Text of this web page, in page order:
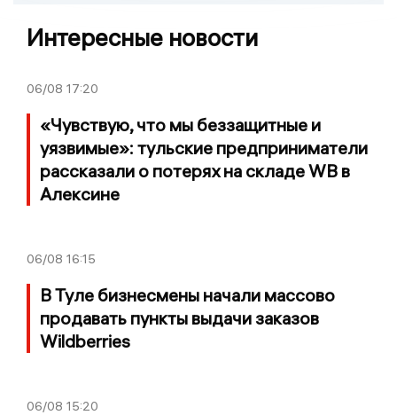
Интересные новости
06/08 17:20
«Чувствую, что мы беззащитные и
уязвимые»: тульские предприниматели
рассказали о потерях на складе WB в
Алексине
06/08 16:15
В Туле бизнесмены начали массово
продавать пункты выдачи заказов
Wildberries
06/08 15:20